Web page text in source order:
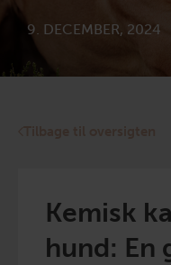
9. DECEMBER, 2024
Kemisk
hund: En